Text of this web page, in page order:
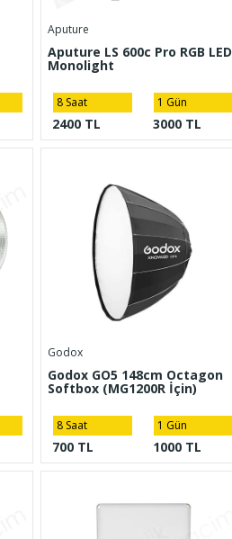
Aputure
Aputure LS 600c Pro RGB LED
Monolight
8 Saat
2400 TL
1 Gün
3000 TL
Godox
Godox GO5 148cm Octagon
Softbox (MG1200R İçin)
8 Saat
700 TL
1 Gün
1000 TL